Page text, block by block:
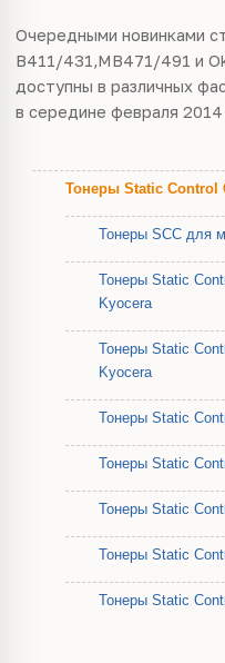
Очередными новинками
B411/431,MB471/491 и
доступны в различных
в середине февраля 2014
Тонеры Static Control
Тонеры SCC для
Тонеры Static
Kyocera
Тонеры Static
Kyocera
Тонеры Static
Тонеры Static
Тонеры Static
Тонеры Static
Тонеры Static